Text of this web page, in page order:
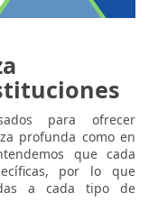
para ofrecer
profunda como en
que cada
por lo que
a cada tipo de